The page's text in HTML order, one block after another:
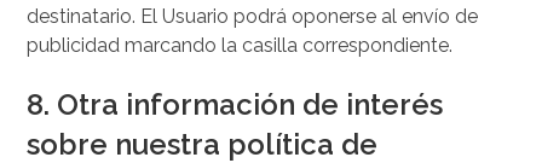
destinatario. El Usuario podrá oponerse al envío de
publicidad marcando la casilla correspondiente.
8. Otra información de interés
sobre nuestra política de